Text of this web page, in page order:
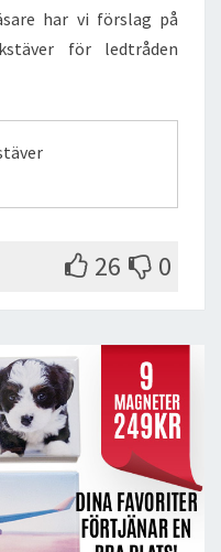
har vi förslag på
för ledtråden
26 0